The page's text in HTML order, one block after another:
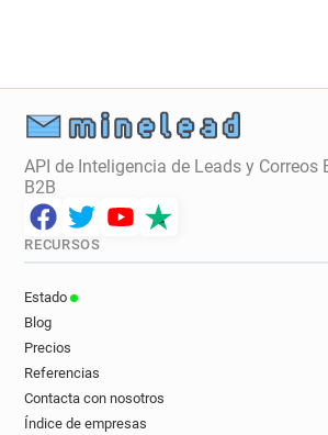
API de Inteligencia de Leads y Correos
B2B
RECURSOS
Estado
Blog
Precios
Referencias
Contacta con nosotros
Índice de empresas